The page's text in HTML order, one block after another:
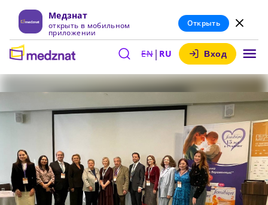
Медзнат
открыть в мобильном
приложении
Открыть
EN| RU Вход